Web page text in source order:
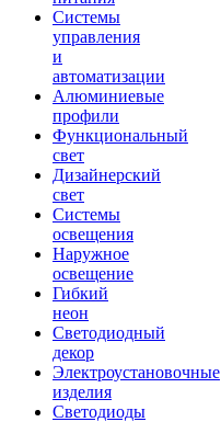
Системы
управления
и
автоматизации
Алюминиевые
профили
Функциональный
свет
Дизайнерский
свет
Системы
освещения
Наружное
освещение
Гибкий
неон
Светодиодный
декор
Электроустановочные
изделия
Светодиоды